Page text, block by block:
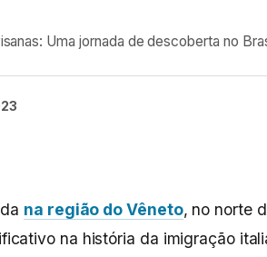
Uma jornada de descoberta no
na região do Vêneto, no norte
na história da imigração